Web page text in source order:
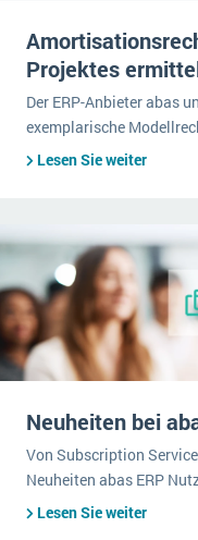
Projektes
Der ERP-Anbieter abas
exemplarische
Lesen Sie weiter
Neuheiten bei
Von Subscription
Neuheiten abas ERP
Lesen Sie weiter